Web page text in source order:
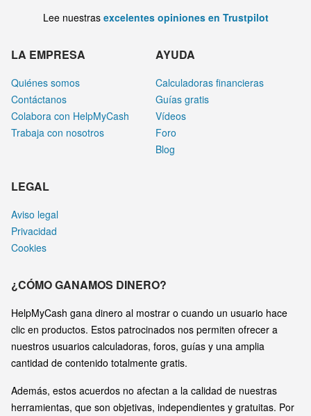
Lee nuestras excelentes opiniones en Trustpilot
LA EMPRESA
Quiénes somos
Contáctanos
Colabora con HelpMyCash
Trabaja con nosotros
AYUDA
Calculadoras financieras
Guías gratis
Vídeos
Foro
Blog
LEGAL
Aviso legal
Privacidad
Cookies
¿CÓMO GANAMOS DINERO?
HelpMyCash gana dinero al mostrar o cuando un usuario hace
clic en productos. Estos patrocinados nos permiten ofrecer a
nuestros usuarios calculadoras, foros, guías y una amplia
cantidad de contenido totalmente gratis.
Además, estos acuerdos no afectan a la calidad de nuestras
herramientas, que son objetivas, independientes y gratuitas. Por